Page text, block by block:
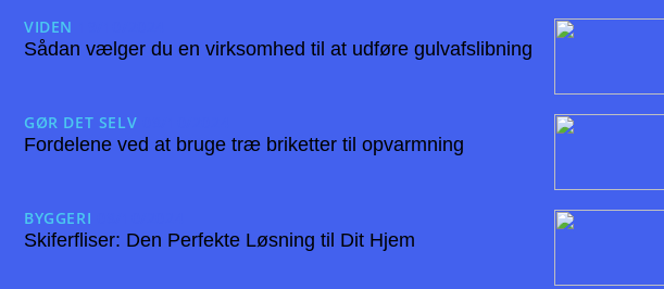
VIDEN
Sådan vælger du en virksomhed til at udføre gulvafslibning
GØR DET SELV
Fordelene ved at bruge træ briketter til opvarmning
BYGGERI
Skiferfliser: Den Perfekte Løsning til Dit Hjem